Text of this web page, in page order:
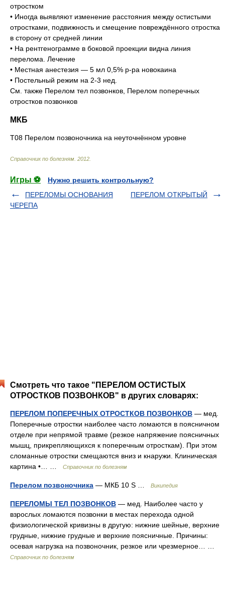
отростком
• Иногда выявляют изменение расстояния между остистыми
отростками, подвижность и смещение повреждённого отростка
в сторону от средней линии
• На рентгенограмме в боковой проекции видна линия
перелома. Лечение
• Местная анестезия — 5 мл 0,5% р-ра новокаина
• Постельный режим на 2-3 нед.
См. также Перелом тел позвонков, Перелом поперечных
отростков позвонков
МКБ
Т08 Перелом позвоночника на неуточнённом уровне
Справочник по болезням 2012
Игры ⚽
Нужно решить контрольную?
ПЕРЕЛОМЫ ОСНОВАНИЯ
ЧЕРЕПА
ПЕРЕЛОМ ОТКРЫТЫЙ
Смотреть что такое "ПЕРЕЛОМ ОСТИСТЫХ
ОТРОСТКОВ ПОЗВОНКОВ" в других словарях:
ПЕРЕЛОМ ПОПЕРЕЧНЫХ ОТРОСТКОВ ПОЗВОНКОВ — мед.
Поперечные отростки наиболее часто ломаются в поясничном
отделе при непрямой травме (резкое напряжение поясничных
мышц, прикрепляющихся к поперечным отросткам). При этом
сломанные отростки смещаются вниз и кнаружи. Клиническая
картина •… …
Справочник по болезням
Перелом позвоночника — МКБ 10 S … Википедия
ПЕРЕЛОМЫ ТЕЛ ПОЗВОНКОВ — мед. Наиболее часто у
взрослых ломаются позвонки в местах перехода одной
физиологической кривизны в другую: нижние шейные, верхние
грудные, нижние грудные и верхние поясничные. Причины:
осевая нагрузка на позвоночник, резкое или чрезмерное… …
Справочник по болезням